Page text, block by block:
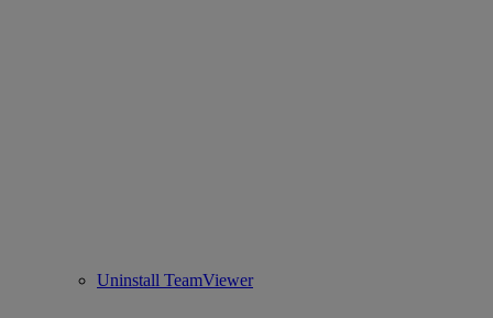
Uninstall TeamViewer